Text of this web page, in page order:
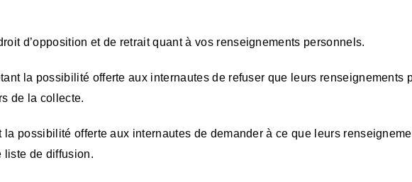
d’opposition et de retrait quant à vos renseignements personnels.
la possibilité offerte aux internautes de refuser que leurs renseignements
de la collecte.
la possibilité offerte aux internautes de demander à ce que leurs
liste de diffusion.